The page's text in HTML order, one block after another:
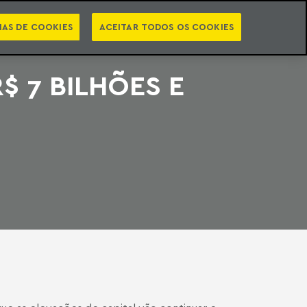
NEWSLETTER VIDEOCASTS PT EN CATEGORIAS
7 BILHÕES E
DE COOKIES ACEITAR TODOS OS COOKIES